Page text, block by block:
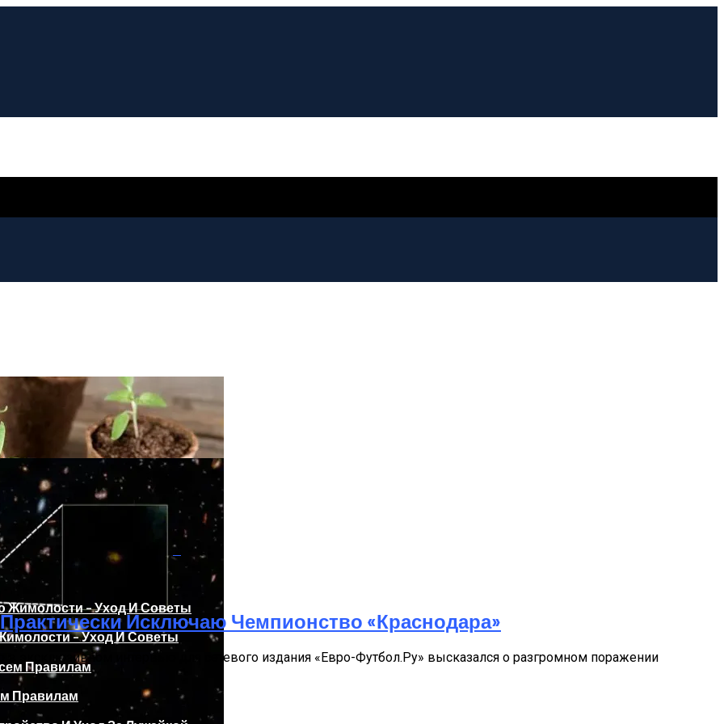
Года По Лунному Календарю
– Уход И Советы
Правилам
Исключаю Чемпионство «Краснодара»
эксклюзивном интервью для сетевого издания «Евро-Футбол.Ру» высказался о разгромном поражении